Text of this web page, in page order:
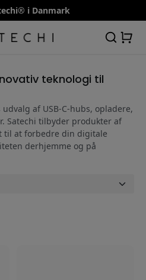
i Danmark
teknologi til
af USB-C-hubs, opladere,
Satechi tilbyder produkter af
til at forbedre din digitale
derhjemme og på